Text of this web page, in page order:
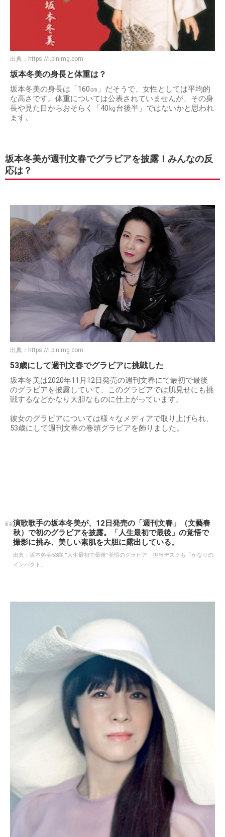
出典： https://i.pinimg.com
坂本冬美の身長と体重は？
坂本冬美の身長は「160㎝」だそうで、女性としては平均的
な高さです。体重については公表されていませんが、その身
長や見た目からおそらく「40㎏台後半」ではないかと思われ
ます。
坂本冬美が週刊文春でグラビアを披露！みんなの反
応は？
出典： https://i.pinimg.com
53歳にして週刊文春でグラビアに挑戦した
坂本冬美は2020年11月12日発売の週刊文春にて最初で最後
のグラビアを披露していて、このグラビアでは肌見せにも挑
戦するなどかなり大胆なものに仕上がっています。
彼女のグラビアについては様々なメディアで取り上げられ、
53歳にして週刊文春の巻頭グラビアを飾りました。
演歌歌手の坂本冬美が、12日発売の「週刊文春」（文藝春
秋）で初のグラビアを披露。「人生最初で最後」の覚悟で
撮影に挑み、美しい素肌を大胆に露出している。
出典： 坂本冬美53歳 “人生最初で最後”覚悟のグラビア 担当デスクも「かなりの
インパクト」